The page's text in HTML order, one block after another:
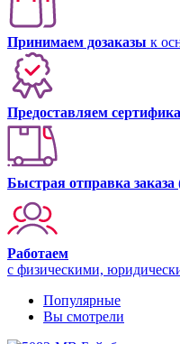
Принимаем дозаказы к
Предоставляем
Быстрая отправка заказа
Работаем
с физическими,
Популярные
Вы смотрели